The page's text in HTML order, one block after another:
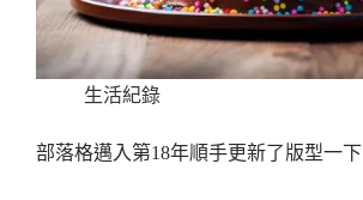
生活紀錄
部落格邁入第18年順手更新了版型一下